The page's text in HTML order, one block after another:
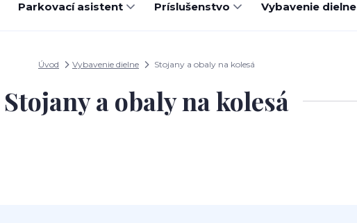
Parkovací asistent Príslušenstvo Vybavenie dielne
Úvod Vybavenie dielne Stojany a obaly na kolesá
Stojany a obaly na kolesá